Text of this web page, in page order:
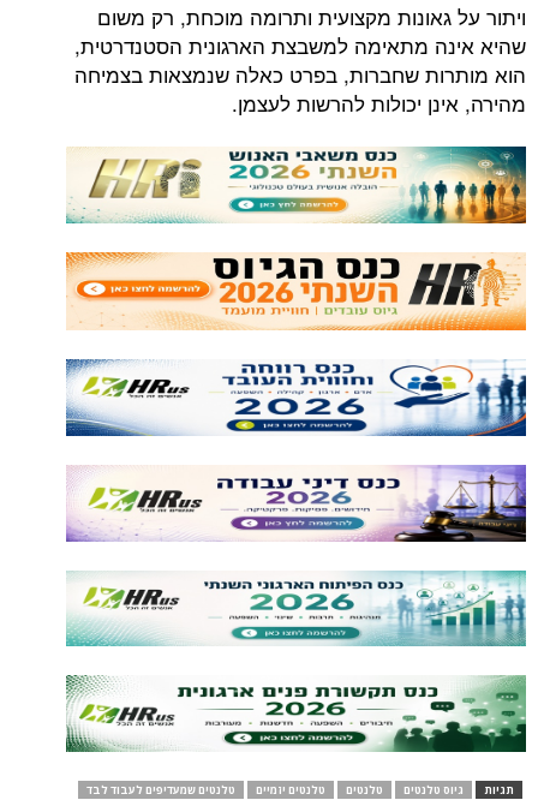
ויתור על גאונות מקצועית ותרומה מוכחת, רק משום
שהיא אינה מתאימה למשבצת הארגונית הסטנדרטית,
הוא מותרות שחברות, בפרט כאלה שנמצאות בצמיחה
מהירה, אינן יכולות להרשות לעצמן.
תגיות גיוס טלנטים טלנטים טלנטים יזמיים
טלנטים שמעדיפים לעבוד לבד